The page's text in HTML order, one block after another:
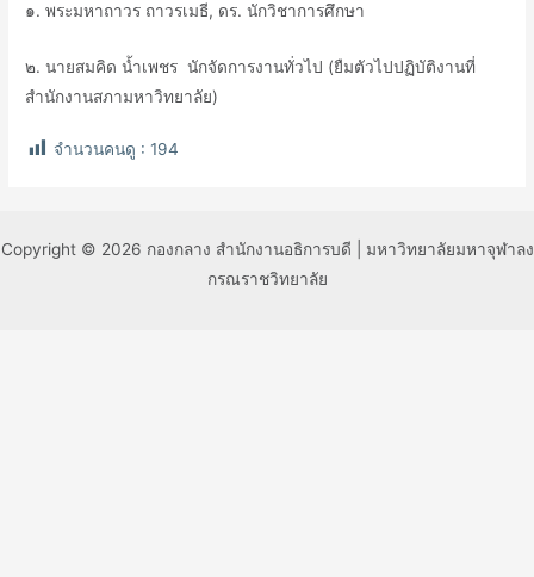
๑. พระมหาถาวร ถาวรเมธี, ดร. นักวิชาการศึกษา
๒. นายสมคิด น้ำเพชร นักจัดการงานทั่วไป (ยืมตัวไปปฏิบัติงานที่
สำนักงานสภามหาวิทยาลัย)
จำนวนคนดู : 194
Copyright © 2026 กองกลาง สำนักงานอธิการบดี | มหาวิทยาลัยมหาจุฬาลง
กรณราชวิทยาลัย